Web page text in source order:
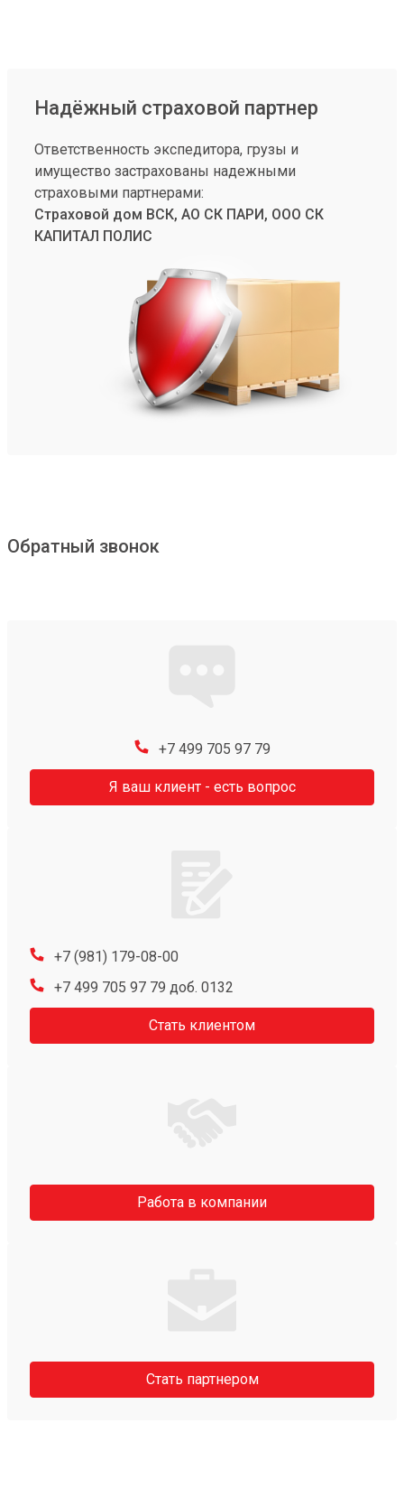
Надёжный страховой партнер
Ответственность экспедитора, грузы и
имущество застрахованы надежными
страховыми партнерами:
Страховой дом ВСК, АО СК ПАРИ, ООО СК
КАПИТАЛ ПОЛИС
Обратный звонок
+7 499 705 97 79
Я ваш клиент - есть вопрос
+7 (981) 179-08-00
+7 499 705 97 79 доб. 0132
Стать клиентом
Работа в компании
Стать партнером